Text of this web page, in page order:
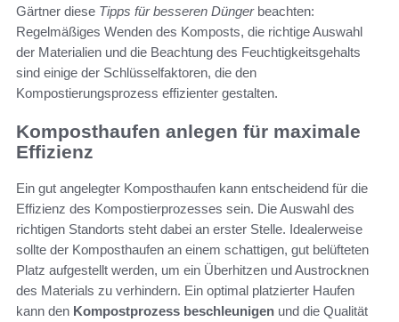
Gärtner diese Tipps für besseren Düngerbeachten:
Regelmäßiges Wenden des Komposts, die richtige Auswahl
der Materialien und die Beachtung des Feuchtigkeitsgehalts
sind einige der Schlüsselfaktoren, die den
Kompostierungsprozess effizienter gestalten.
Komposthaufen anlegen für maximale
Effizienz
Ein gut angelegter Komposthaufen kann entscheidend für die
Effizienz des Kompostierprozesses sein. Die Auswahl des
richtigen Standorts steht dabei an erster Stelle. Idealerweise
sollte der Komposthaufen an einem schattigen, gut belüfteten
Platz aufgestellt werden, um ein Überhitzen und Austrocknen
des Materials zu verhindern. Ein optimal platzierter Haufen
kann den Kompostprozess beschleunigen und die Qualität